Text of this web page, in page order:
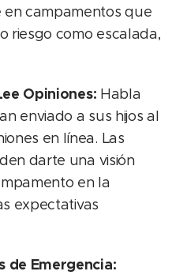
campamentos que
riesgo como escalada,
Opiniones: Habla
enviado a sus hijos al
en línea. Las
darte una visión
en la
expectativas
de Emergencia: